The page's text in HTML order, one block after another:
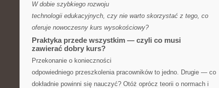
W dobie szybkiego rozwoju
technologii edukacyjnych, czy nie warto skorzystać z tego, co
oferuje nowoczesny kurs wysokościowy?
Praktyka przede wszystkim — czyli co musi
zawierać dobry kurs?
Przekonanie o konieczności
odpowiedniego przeszkolenia pracowników to jedno. Drugie — co
dokładnie powinni się nauczyć? Otóż oprócz teorii o normach i